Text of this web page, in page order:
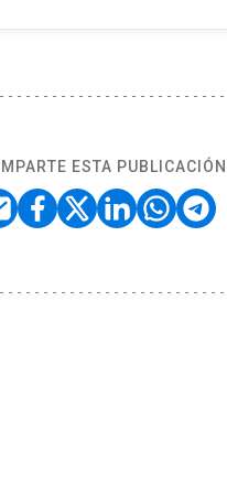
ESTA PUBLICACIÓN